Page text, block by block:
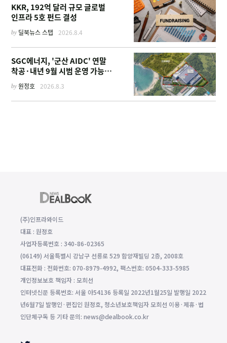
KKR, 192억 달러 규모 글로벌
인프라 5호 펀드 결성
by 딜북뉴스 스탭 2026.8.4
SGC에너지, '군산 AIDC' 연말
착공·내년 9월 시범 운영 가능한
이유
by원정호 2026.8.3
(주)인프라와이드
대표 : 원정호
사업자등록번호 : 340-86-02365
(06149) 서울특별시 강남구 선릉로 529 함양재빌딩 2층, 2008호
대표전화 : 전화번호: 070-8979-4992, 팩스번호: 0504-333-5985
개인정보보호 책임자 : 모희선
인터넷신문 등록번호: 서울 아54136 등록일 2022년1월25일 발행일 2022
년6월7일 발행인·편집인 원정호, 청소년보호책임자 모희선 이용·제휴·법
인단체구독 등 기타 문의: news@dealbook.co.kr